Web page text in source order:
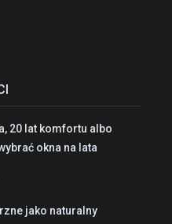
20 lat komfortu albo
okna na lata
jako naturalny